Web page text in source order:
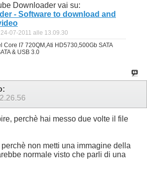
Downloader vai su:
- Software to download and
07-2011 alle 13.09.30
Core I7 720QM,Ati HD5730,500Gb SATA
& USB 3.0
perchè hai messo due volte il file
non metti una immagine della
normale visto che parli di una